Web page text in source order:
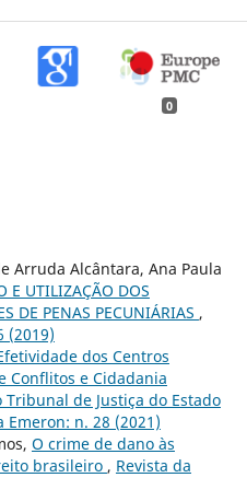
0
Arruda Alcântara, Ana Paula
E UTILIZAÇÃO DOS
DE PENAS PECUNIÁRIAS ,
(2019)
dos Centros
Conflitos e Cidadania
Tribunal de Justiça do Estado
Emeron: n. 28 (2021)
O crime de dano às
brasileiro , Revista da